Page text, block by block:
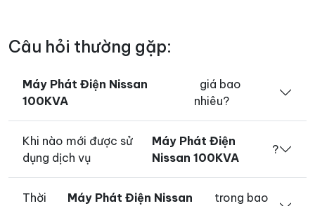
Câu hỏi thường gặp:
Máy Phát Điện Nissan
100KVA
giá bao
nhiêu?
Khi nào mới được sử
dụng dịch vụ
Máy Phát Điện
Nissan 100KVA
?
Thời
Máy Phát Điện Nissan
trong bao